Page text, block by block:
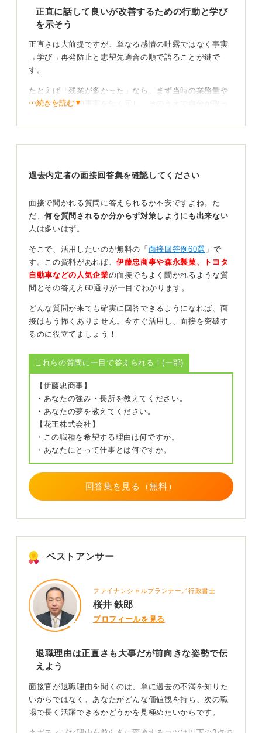
正直に話して良いが改善するための行動と学び
を示そう
正直さは大前提ですが、単なる感情の吐露ではなく事実
→学び→再発防止と志望先適合の順で語ることが鍵で
す。
たとえば「残業が多かった」なら、まず当時の業務量や
体制など客観的事実を短く示し、そのうえで自分が取っ
し、引き継ぎ表の整備など）を具体的に述べます。
の付け方、関係者への早期共有など）を言語化します。
ネガティブな理由を前向きな転職動機に変えよう
最後に、今回の応募先では募集要項や組織体制からその
び、前向きな転職であることを示してください。
給与への不満が離職理由だったとしても同様で、単なる
金銭要求ではなく成果と評価基準の不一致を軸に、評価
い、と価値観の適合に置き換えると、再現性のある動機
として受け取られます。
の結果としてとらえて伝えることで、印象も良くなりま
す。
0
⋯続きを読む▼
過去内定者の面接回答集を確認してください
面接で聞かれる質問に答えられるか不安ですよね。た
だ、何を質問されるか分からず対策しようにも出来ない
人は多いはず。
そこで、活用したいのが無料の「 面接回答例60選 」で
す。この資料があれば、伊藤忠商事や森永製菓、トヨタ
自動車などの人気企業の面接でもよく聞かれるような質
問とその答え方60通りが一目でわかります。
どんな質問が来ても確実に回答できるようになれば、面
接はもう怖くありません。今すぐ活用し、面接を突破す
るのに役立てましょう！
これらの質問に一目で答えられる！(一部)
【伊藤忠商事】
・あなたの強み・長所を教えてください。
・あなたの夢を教えてください。
【花王株式会社】
・この職種を希望する理由は何ですか。
・あなたにとって仕事とは何ですか。
回答集を見る（無料）
ベストアンサー
ファイナンシャルプランナー／行政書士
桜井 鉄郎
プロフィールを見る
退職理由は正直さも大事だが前向きな姿勢で伝
えよう
面接官が退職理由を聞くのは、単に過去の不満を知りた
いからではなく、あなたがどんな価値観を持ち、次の職
場で長く活躍できるかどうかを見極めたいからです。